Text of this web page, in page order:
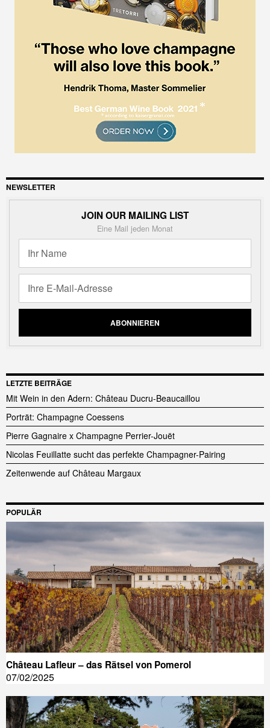
NEWSLETTER
JOIN OUR MAILING LIST
Eine Mail jeden Monat
LETZTE BEITRÄGE
Mit Wein in den Adern: Château Ducru-Beaucaillou
Porträt: Champagne Coessens
Pierre Gagnaire x Champagne Perrier-Jouët
Nicolas Feuillatte sucht das perfekte Champagner-Pairing
Zeitenwende auf Château Margaux
POPULÄR
Château Lafleur – das Rätsel von Pomerol
07/02/2025